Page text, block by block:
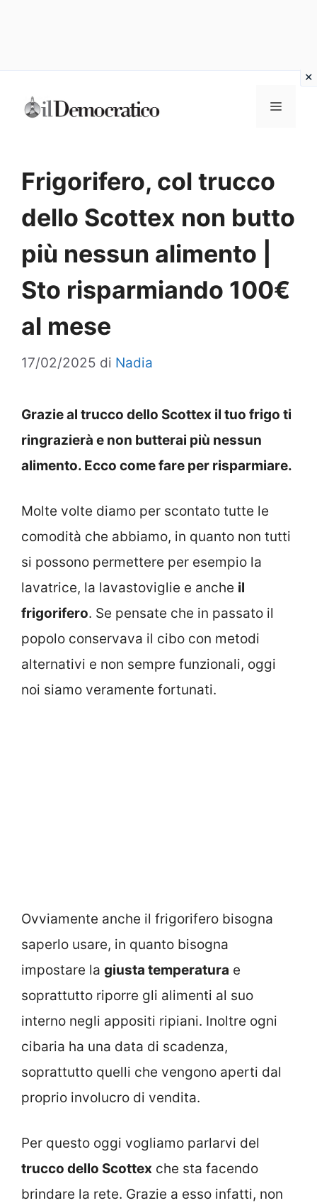
Menu
Frigorifero, col trucco
dello Scottex non butto
più nessun alimento |
Sto risparmiando 100€
al mese
17/02/2025 di Nadia
Grazie al trucco dello Scottex il tuo frigo ti
ringrazierà e non butterai più nessun
alimento. Ecco come fare per risparmiare.
Molte volte diamo per scontato tutte le
comodità che abbiamo, in quanto non tutti
si possono permettere per esempio la
lavatrice, la lavastoviglie e anche il
frigorifero. Se pensate che in passato il
popolo conservava il cibo con metodi
alternativi e non sempre funzionali, oggi
noi siamo veramente fortunati.
Ovviamente anche il frigorifero bisogna
saperlo usare, in quanto bisogna
impostare la giusta temperatura e
soprattutto riporre gli alimenti al suo
interno negli appositi ripiani. Inoltre ogni
cibaria ha una data di scadenza,
soprattutto quelli che vengono aperti dal
proprio involucro di vendita.
Per questo oggi vogliamo parlarvi del
trucco dello Scottex che sta facendo
brindare la rete. Grazie a esso infatti, non